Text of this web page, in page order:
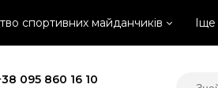
спортивних майданчиків Іще
095 860 16 10